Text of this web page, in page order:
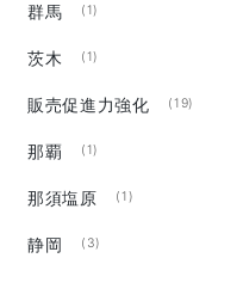
群馬 (1)
茨木 (1)
販売促進力強化 (19)
那覇 (1)
那須塩原 (1)
静岡 (3)